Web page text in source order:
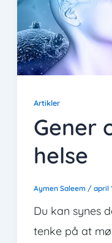
Artikler
Gener
helse
Aymen Saleem / april
Du kan synes
tenke på at